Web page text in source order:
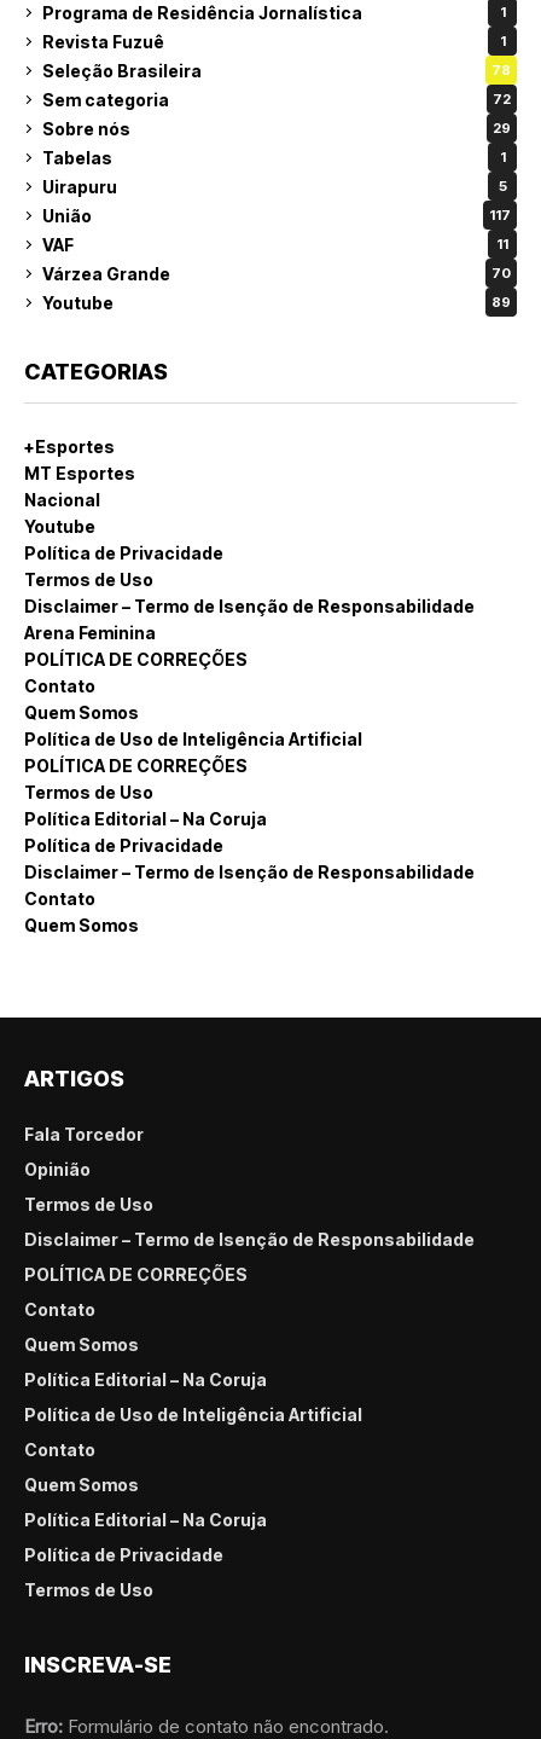
Programa de Residência Jornalística 1
Revista Fuzuê 1
Seleção Brasileira 78
Sem categoria 72
Sobre nós 29
Tabelas 1
Uirapuru 5
União 117
VAF 11
Várzea Grande 70
Youtube 89
CATEGORIAS
+Esportes
MT Esportes
Nacional
Youtube
Política de Privacidade
Termos de Uso
Disclaimer – Termo de Isenção de Responsabilidade
Arena Feminina
POLÍTICA DE CORREÇÕES
Contato
Quem Somos
Política de Uso de Inteligência Artificial
POLÍTICA DE CORREÇÕES
Termos de Uso
Política Editorial – Na Coruja
Política de Privacidade
Disclaimer – Termo de Isenção de Responsabilidade
Contato
Quem Somos
ARTIGOS
Fala Torcedor
Opinião
Termos de Uso
Disclaimer – Termo de Isenção de Responsabilidade
POLÍTICA DE CORREÇÕES
Contato
Quem Somos
Política Editorial – Na Coruja
Política de Uso de Inteligência Artificial
Contato
Quem Somos
Política Editorial – Na Coruja
Política de Privacidade
Termos de Uso
INSCREVA-SE
Erro: Formulário de contato não encontrado.